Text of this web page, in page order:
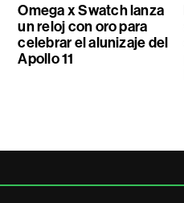
Omega x Swatch lanza
un reloj con oro para
celebrar el alunizaje del
Apollo 11